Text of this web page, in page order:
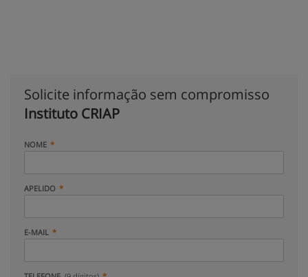
Solicite informação sem compromisso
Instituto CRIAP
NOME
APELIDO
E-MAIL